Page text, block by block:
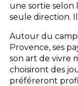
une sortie selon
seule direction.
Autour du
Provence, ses
son art de vivre
choisiront des
préféreront